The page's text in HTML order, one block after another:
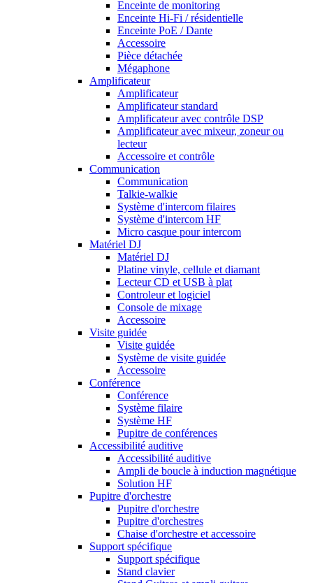
Enceinte de monitoring
Enceinte Hi-Fi / résidentielle
Enceinte PoE / Dante
Accessoire
Pièce détachée
Mégaphone
Amplificateur
Amplificateur
Amplificateur standard
Amplificateur avec contrôle DSP
Amplificateur avec mixeur, zoneur ou
lecteur
Accessoire et contrôle
Communication
Communication
Talkie-walkie
Système d'intercom filaires
Système d'intercom HF
Micro casque pour intercom
Matériel DJ
Matériel DJ
Platine vinyle, cellule et diamant
Lecteur CD et USB à plat
Controleur et logiciel
Console de mixage
Accessoire
Visite guidée
Visite guidée
Système de visite guidée
Accessoire
Conférence
Conférence
Système filaire
Système HF
Pupitre de conférences
Accessibilité auditive
Accessibilité auditive
Ampli de boucle à induction magnétique
Solution HF
Pupitre d'orchestre
Pupitre d'orchestre
Pupitre d'orchestres
Chaise d'orchestre et accessoire
Support spécifique
Support spécifique
Stand clavier